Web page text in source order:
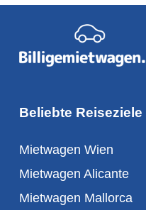
Beliebte Reiseziele
Mietwagen Wien
Mietwagen Alicante
Mietwagen Mallorca